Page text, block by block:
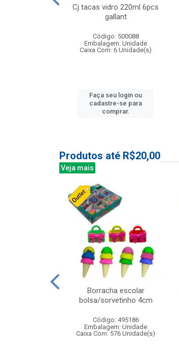
Cj tacas vidro 220ml 6pcs
gallant
Código: 500088
Embalagem: Unidade
Caixa Com: 6 Unidade(s)
Faça seu login ou
cadastre-se para
comprar.
Produtos até R$20,00
Veja mais
Borracha escolar
bolsa/sorvetinho 4cm
Código: 495186
Embalagem: Unidade
Caixa Com: 576 Unidade(s)